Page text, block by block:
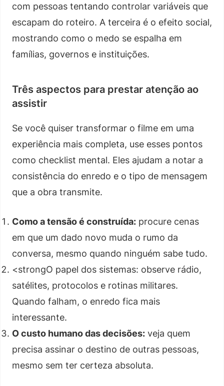
com pessoas tentando controlar variáveis que
escapam do roteiro. A terceira é o efeito social,
mostrando como o medo se espalha em
famílias, governos e instituições.
Três aspectos para prestar atenção ao
assistir
Se você quiser transformar o filme em uma
experiência mais completa, use esses pontos
como checklist mental. Eles ajudam a notar a
consistência do enredo e o tipo de mensagem
que a obra transmite.
Como a tensão é construída: procure cenas
em que um dado novo muda o rumo da
conversa, mesmo quando ninguém sabe tudo.
<strongO papel dos sistemas: observe rádio,
satélites, protocolos e rotinas militares.
Quando falham, o enredo fica mais
interessante.
O custo humano das decisões: veja quem
precisa assinar o destino de outras pessoas,
mesmo sem ter certeza absoluta.